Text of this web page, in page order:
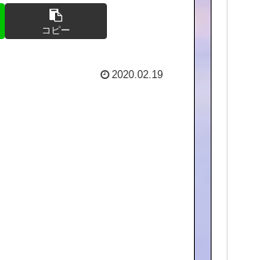
コピー
2020.02.19